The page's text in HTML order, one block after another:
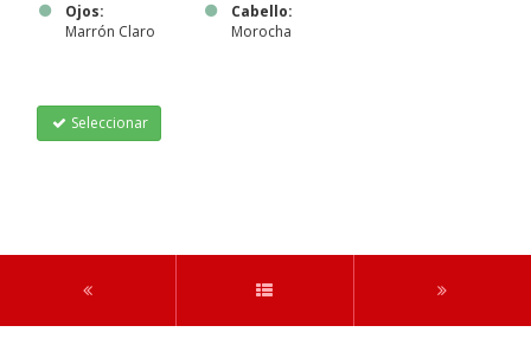
Ojos:
Marrón Claro
Cabello:
Morocha
Seleccionar